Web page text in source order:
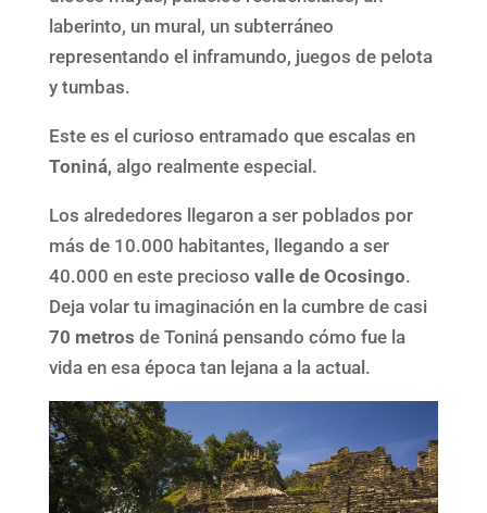
laberinto, un mural, un subterráneo
representando el inframundo, juegos de pelota
y tumbas.
Este es el curioso entramado que escalas en
Toniná, algo realmente especial.
Los alrededores llegaron a ser poblados por
más de 10.000 habitantes, llegando a ser
40.000 en este precioso valle de Ocosingo.
Deja volar tu imaginación en la cumbre de casi
70 metros de Toniná pensando cómo fue la
vida en esa época tan lejana a la actual.